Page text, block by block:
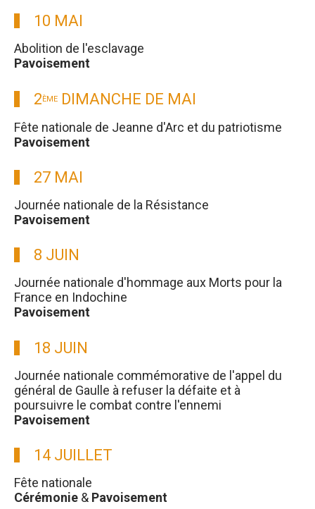
10 MAI
Abolition de l'esclavage
Pavoisement
2ÈME DIMANCHE DE MAI
Fête nationale de Jeanne d'Arc et du patriotisme
Pavoisement
27 MAI
Journée nationale de la Résistance
Pavoisement
8 JUIN
Journée nationale d'hommage aux Morts pour la
France en Indochine
Pavoisement
18 JUIN
Journée nationale commémorative de l'appel du
général de Gaulle à refuser la défaite et à
poursuivre le combat contre l'ennemi
Pavoisement
14 JUILLET
Fête nationale
Cérémonie & Pavoisement